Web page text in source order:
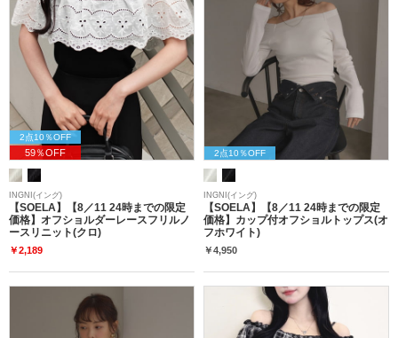
2点10％OFF
59％OFF
INGNI(イング)
【SOELA】【8／11 24時までの限定
価格】オフショルダーレースフリルノ
ースリニット(クロ)
￥2,189
2点10％OFF
INGNI(イング)
【SOELA】【8／11 24時までの限定
価格】カップ付オフショルトップス(オ
フホワイト)
￥4,950